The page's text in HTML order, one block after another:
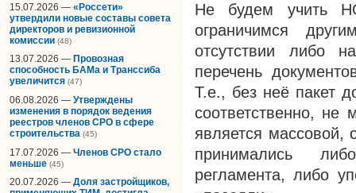
15.07.2026 — «Россети»
утвердили новые составы совета
директоров и ревизионной
комиссии (48)
13.07.2026 — Провозная
способность БАМа и Транссиба
увеличится (47)
06.08.2026 — Утверждены
изменения в порядок ведения
реестров членов СРО в сфере
строительства (45)
17.07.2026 — Членов СРО стало
меньше (45)
20.07.2026 — Доля застройщиков,
Не будем учить
ограничимся
отсутствии либо
перечень
Т.е., без неё пакет
соответственно, не
является
принимались
регламента, либо